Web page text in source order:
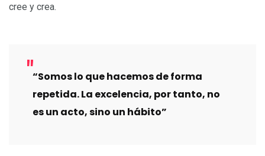
cree y crea.
“Somos lo que hacemos de forma
repetida. La excelencia, por tanto, no
es un acto, sino un hábito”